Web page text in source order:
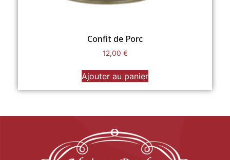
Confit de Porc
12,00 €
Ajouter au panier